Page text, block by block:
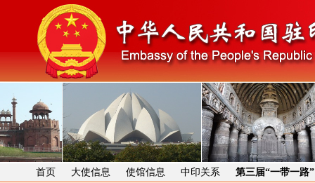
首页 大使信息 使馆信息 中印关系 第三届“一带一路